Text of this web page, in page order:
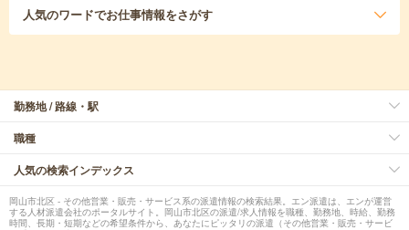
人気のワードでお仕事情報をさがす
勤務地 / 路線・駅
職種
人気の検索インデックス
岡山市北区 - その他営業・販売・サービス系の派遣情報の検索結果。エン派遣は、エンが運営
する人材派遣会社のポータルサイト。岡山市北区の派遣/求人情報を職種、勤務地、時給、勤務
時間、長期・短期などの希望条件から、あなたにピッタリの派遣（その他営業・販売・サービ